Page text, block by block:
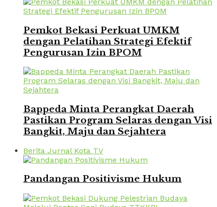
Pemkot Bekasi Perkuat UMKM
dengan Pelatihan Strategi Efektif
Pengurusan Izin BPOM
Bappeda Minta Perangkat Daerah
Pastikan Program Selaras dengan Visi
Bangkit, Maju dan Sejahtera
Berita Jurnal Kota TV
Pandangan Positivisme Hukum